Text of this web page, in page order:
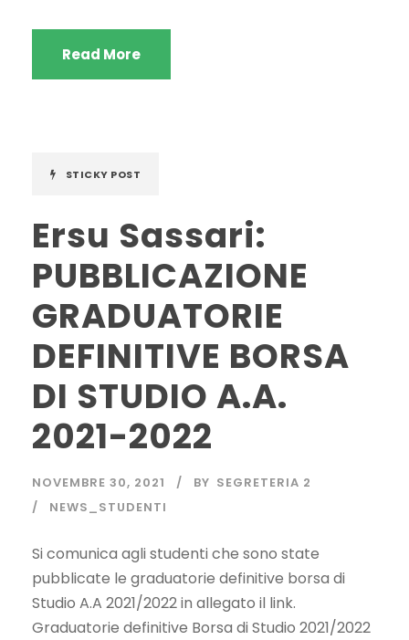
Read More
STICKY POST
Ersu Sassari:
PUBBLICAZIONE
GRADUATORIE
DEFINITIVE BORSA
DI STUDIO A.A.
2021-2022
NOVEMBRE 30, 2021 BY SEGRETERIA 2
NEWS_STUDENTI
Si comunica agli studenti che sono state
pubblicate le graduatorie definitive borsa di
Studio A.A 2021/2022 in allegato il link.
Graduatorie definitive Borsa di Studio 2021/2022